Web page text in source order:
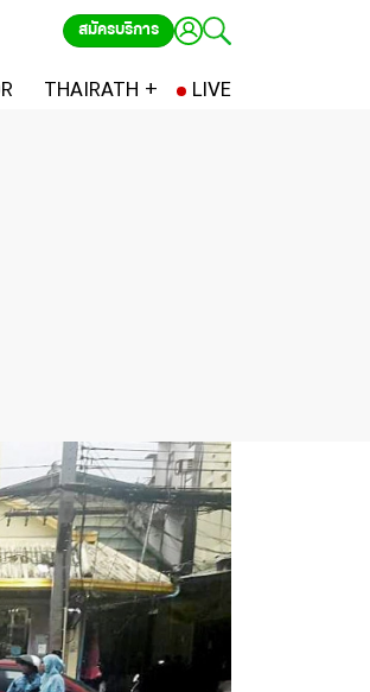
สมัครบริการ
THAIRATH + LIVE